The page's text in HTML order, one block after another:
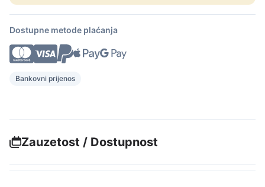
Dostupne metode plaćanja
Bankovni prijenos
Zauzetost / Dostupnost